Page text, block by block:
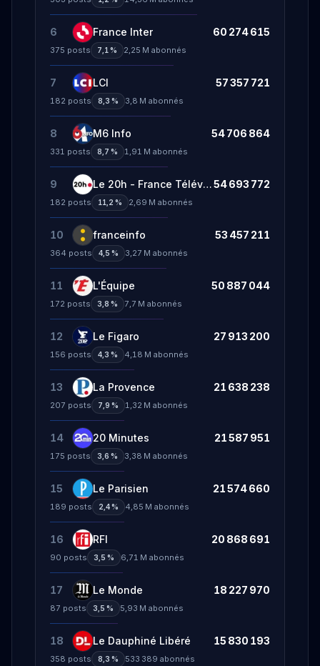
6 France Inter 60 274 615
375 posts 7,1 % 2,25 M abonnés
7 LCI 57 357 721
182 posts 8,3 % 3,8 M abonnés
8 M6 Info 54 706 864
331 posts 8,7 % 1,91 M abonnés
9 Le 20h - France Télévisions54 693 772
182 posts 11,2 % 2,69 M abonnés
10 franceinfo 53 457 211
364 posts 4,5 % 3,27 M abonnés
11 L'Équipe 50 887 044
172 posts 3,8 % 7,7 M abonnés
12 Le Figaro 27 913 200
156 posts 4,3 % 4,18 M abonnés
13 La Provence 21 638 238
207 posts 7,9 % 1,32 M abonnés
14 20 Minutes 21 587 951
175 posts 3,6 % 3,38 M abonnés
15 Le Parisien 21 574 660
189 posts 2,4 % 4,85 M abonnés
16 RFI 20 868 691
90 posts 3,5 % 6,71 M abonnés
17 Le Monde 18 227 970
87 posts 3,5 % 5,93 M abonnés
18 Le Dauphiné Libéré 15 830 193
358 posts 8,3 % 533 389 abonnés